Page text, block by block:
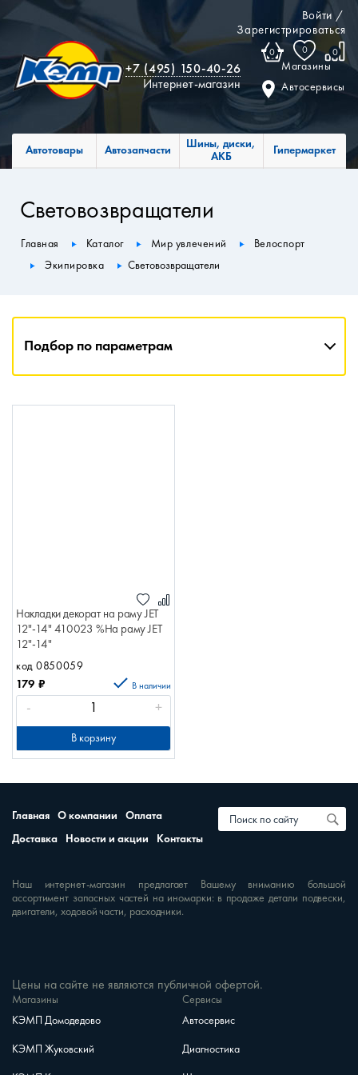
Войти /
Зарегистрироваться
0 0 0
Магазины
Автосервисы
+7 (495) 150-40-26
Интернет-магазин
Автотовары Автозапчасти
Шины, диски,
АКБ
Гипермаркет
Световозвращатели
Главная Каталог Мир увлечений
Велоспорт
Экипировка
Световозвращатели
Подбор по параметрам
Накладки декорат на раму JET
12"-14" 410023 %На раму JET
12"-14"
код 0850059
179 ₽ В наличии
- +
В корзину
Главная О компании
Оплата
Доставка
Новости и акции Контакты
Магазины
КЭМП Домодедово
КЭМП Жуковский
Сервисы
Автосервис
Диагностика
Наш интернет-магазин предлагает Вашему вниманию большой
ассортимент запасных частей на иномарки: в продаже детали подвески,
двигатели, ходовой части, расходники.
Цены на сайте не являются публичной офертой.